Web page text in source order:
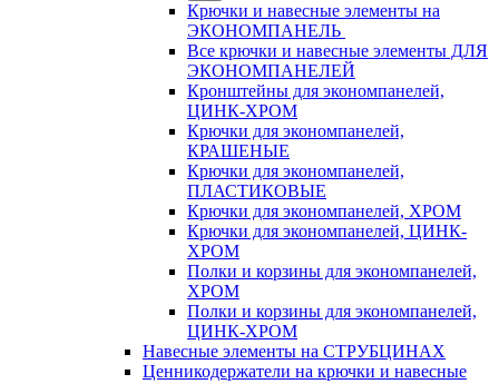
Крючки и навесные элементы на
ЭКОНОМПАНЕЛЬ
Все крючки и навесные элементы ДЛЯ
ЭКОНОМПАНЕЛЕЙ
Кронштейны для экономпанелей,
ЦИНК-ХРОМ
Крючки для экономпанелей,
КРАШЕНЫЕ
Крючки для экономпанелей,
ПЛАСТИКОВЫЕ
Крючки для экономпанелей, ХРОМ
Крючки для экономпанелей, ЦИНК-
ХРОМ
Полки и корзины для экономпанелей,
ХРОМ
Полки и корзины для экономпанелей,
ЦИНК-ХРОМ
Навесные элементы на СТРУБЦИНАХ
Ценникодержатели на крючки и навесные